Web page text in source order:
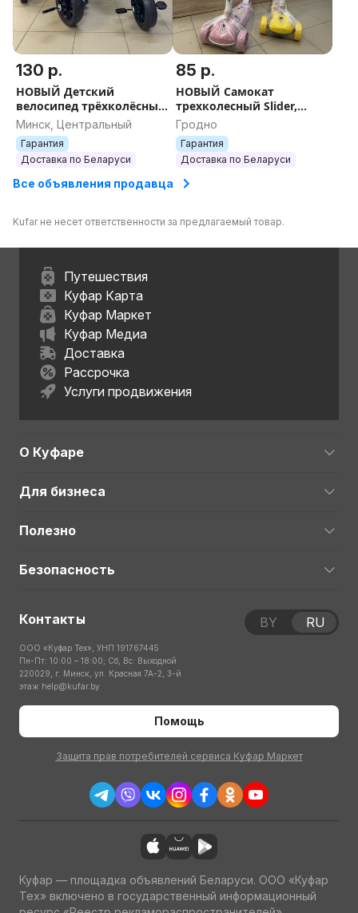
130 р.
НОВЫЙ Детский
велосипед трёхколёсный
Trike Formula F8 +
БЕСПЛАТНАЯ ОТПРАВКА
Минск, Центральный
Гарантия
Доставка по Беларуси
85 р.
НОВЫЙ Самокат
трехколесный Slider,
колеса светящиеся, руль
складной + ОТПРАВКА
Гродно
Гарантия
Доставка по Беларуси
Все объявления продавца
Kufar не несет ответственности за предлагаемый товар.
Путешествия
Куфар Карта
Куфар Маркет
Куфар Медиа
Доставка
Рассрочка
Услуги продвижения
О Куфаре
Для бизнеса
Полезно
Безопасность
Контакты
ООО «Куфар Тех», УНП 191767445
Пн-Пт: 10:00 – 18:00; Сб, Вс: Выходной
220029, г. Минск, ул. Красная 7А-2, 3-й
этаж help@kufar.by
Помощь
Защита прав потребителей сервиса Куфар Маркет
BY RU
Куфар — площадка объявлений Беларуси. ООО «Куфар
Тех» включено в государственный информационный